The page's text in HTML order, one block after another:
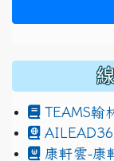
TEAMS翰
康軒雲-康